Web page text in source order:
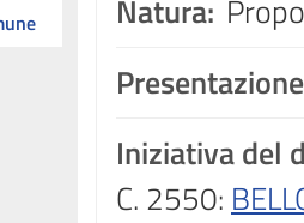
Natura:
Iniziativa del
C. 2550: